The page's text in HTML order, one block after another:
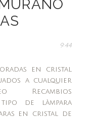
9:44
en cristal
a cualquier
Recambios
de làmpara
en cristal de